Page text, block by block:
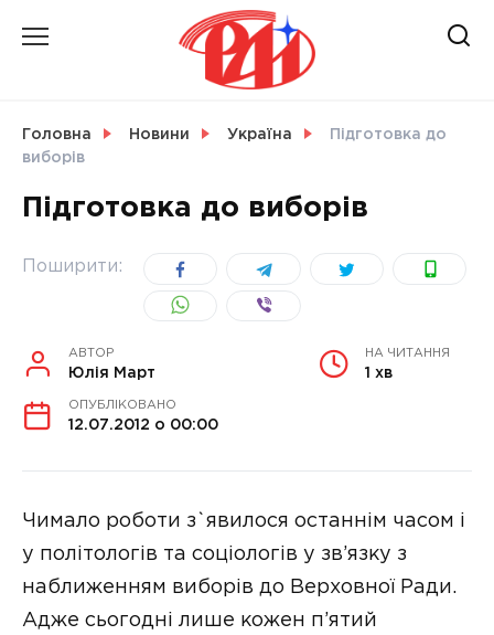
УКРАЇНА
Головна Новини Україна
Підготовка до
виборів
Підготовка до виборів
Поширити:
АВТОР
Юлія Март
НА ЧИТАННЯ
1 хв
ОПУБЛІКОВАНО
12.07.2012 о 00:00
Чимало роботи з`явилося останнім часом і
у політологів та соціологів у зв’язку з
наближенням виборів до Верховної Ради.
Адже сьогодні лише кожен п’ятий